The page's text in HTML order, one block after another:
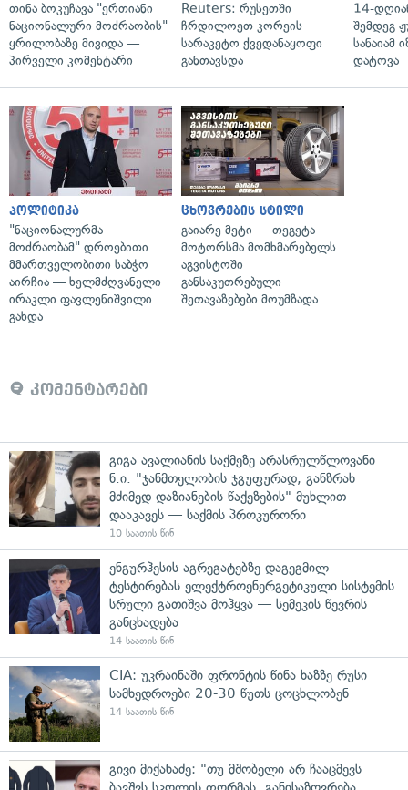
თინა ბოკუჩავა "ერთიანი
ნაციონალური მოძრაობის"
ყრილობაზე მივიდა —
პირველი კომენტარი
Reuters: რუსეთში
ჩრდილოეთ კორეის
სარაკეტო ქვედანაყოფი
განთავსდა
14-
შემდეგ
დატოვა
პოლიტიკა
"ნაციონალურმა
მოძრაობამ" დროებითი
მმართველობითი საბჭო
აირჩია — ხელმძღვანელი
ირაკლი ფავლენიშვილი
გახდა
ცხოვრების სტილი
გაიარე მეტი — თეგეტა
მოტორსმა მომხმარებელს
აგვისტოში
განსაკუთრებული
შეთავაზებები მოუმზადა
კომენტარები
გიგა ავალიანის საქმეზე არასრულწლოვანი
ნ.ი. "ჯანმთელობის ჯგუფურად, განზრახ
მძიმედ დაზიანების წაქეზების" მუხლით
დააკავეს — საქმის პროკურორი
10 საათის წინ
ენგურჰესის აგრეგატებზე დაგეგმილ
ტესტირებას ელექტროენერგეტიკული სისტემის
სრული გათიშვა მოჰყვა — სემეკის წევრის
განცხადება
14 საათის წინ
CIA: უკრაინაში ფრონტის წინა ხაზზე რუსი
სამხედროები 20-30 წუთს ცოცხლობენ
14 საათის წინ
გივი მიქანაძე: "თუ მშობელი არ ჩააცმევს